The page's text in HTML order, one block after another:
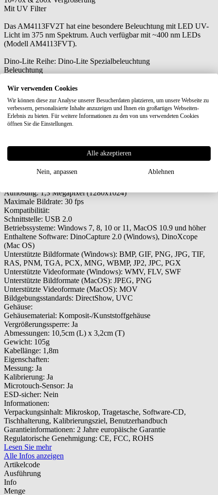
Mit UV Filter
Das AM4113FV2T hat eine besondere Beleuchtung mit LED UV-
Licht im 375 nm Spektrum. Auch verfügbar mit ~400 nm LEDs
(Modell AM4113FVT).
Dino-Lite Reihe: Dino-Lite Spezialbeleuchtung
Beleuchtung
Anzahl der LEDs: 4
LED ein/aus schaltbar: Ja
Infrarot-Filter: IR-Cut-Filter >650 nm
Diffusor verfügbar: Nein
Emissionsfilter: Ja, Emissionssperrfilter 375 nm
Vergrößerung: 10-70x, 200x
Arbeitsabstand: Standard
Auflösung: 1,3 Megapixel (1280x1024)
Maximale Bildrate: 30 fps
Kompatibilität:
Schnittstelle: USB 2.0
Betriebssysteme: Windows 7, 8, 10 or 11, MacOS 10.9 und höher
Enthaltene Software: DinoCapture 2.0 (Windows), DinoXcope
(Mac OS)
Unterstützte Bildformate (Windows): BMP, GIF, PNG, JPG, TIF,
RAS, PNM, TGA, PCX, MNG, WBMP, JP2, JPC, PGX
Unterstützte Videoformate (Windows): WMV, FLV, SWF
Unterstützte Bildformate (MacOS): JPEG, PNG
Unterstützte Videoformate (MacOS): MOV
Bildgebungsstandards: DirectShow, UVC
Gehäuse:
Gehäusematerial: Komposit-/Kunststoffgehäuse
Vergrößerungssperre: Ja
Abmessungen: 10,5cm (L) x 3,2cm (T)
Gewicht: 105g
Kabellänge: 1,8m
Eigenschaften:
Messung: Ja
Kalibrierung: Ja
Microtouch-Sensor: Ja
ESD-sicher: Nein
Informationen:
Verpackungsinhalt: Mikroskop, Tragetasche, Software-CD,
Tischhalterung, Kalibrierungsziel, Benutzerhandbuch
Garantieinformationen: 2 Jahre europäische Garantie
Regulatorische Genehmigung: CE, FCC, ROHS
Lesen Sie mehr
Alle Infos anzeigen
Artikelcode
Ausführung
Info
Menge
Wir verwenden Cookies
Wir können diese zur Analyse unserer Besucherdaten platzieren, um unsere Webseite zu
verbessern, personalisierte Inhalte anzuzeigen und Ihnen ein großartiges Webseiten-
Erlebnis zu bieten. Für weitere Informationen zu den von uns verwendeten Cookies
öffnen Sie die Einstellungen.
Alle akzeptieren
Nein, anpassen Ablehnen